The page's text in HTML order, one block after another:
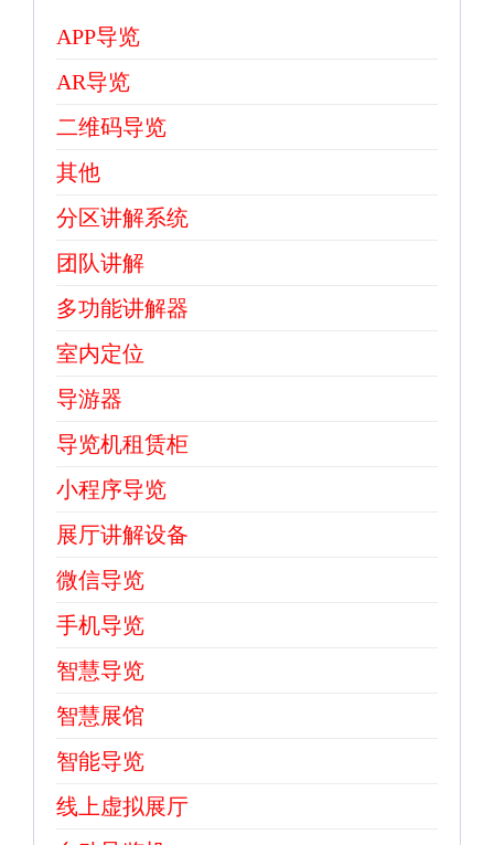
APP导览
AR导览
二维码导览
其他
分区讲解系统
团队讲解
多功能讲解器
室内定位
导游器
导览机租赁柜
小程序导览
展厅讲解设备
微信导览
手机导览
智慧导览
智慧展馆
智能导览
线上虚拟展厅